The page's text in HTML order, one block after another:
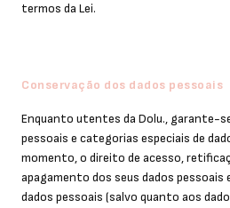
termos da Lei.
Conservação dos dados pessoais
Enquanto utentes da Dolu., garante-
pessoais e categorias especiais de
momento, o direito de acesso,
apagamento dos seus dados pessoais
dados pessoais (salvo quanto aos